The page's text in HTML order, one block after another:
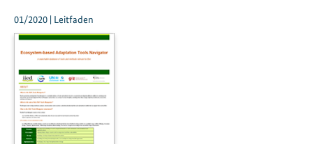
01/2020 | Leitfaden